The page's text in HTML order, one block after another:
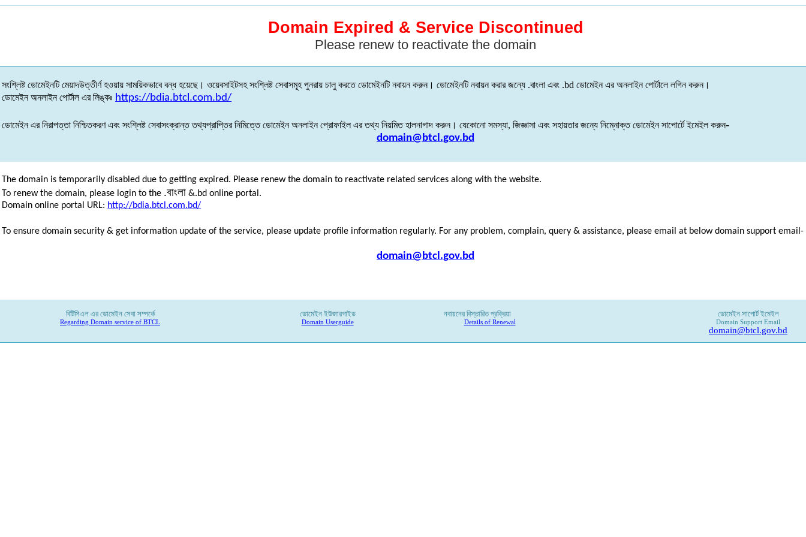
Domain Expired & Service Discontinued
Please renew to reactivate the domain
সংশ্লিষ্ট ডোমেইনটি মেয়াদউত্তীর্ণ হওয়ায় সাময়িকভাবে বন্ধ হয়েছে।ওয়েবসাইটসহ সংশ্লিষ্ট সেবাসমূহ পুনরায় চালু করতে ডোমেইনটি নবায়ন করুন।ডোমেইনটি নবায়ন করার জন্যে .বাংলা এবং .bdডোমেইন এর অনলাইন পোর্টালে লগিন করুন।
ডোমেইন অনলাইন পোর্টাল এর লিঙ্কঃ https://bdia.btcl.com.bd/
ডোমেইন এর নিরাপত্তা নিশ্চিতকরণ এবং সংশ্লিষ্ট সেবাসংক্রান্ত তথ্যপ্রাপ্তির নিমিত্তে ডোমেইন অনলাইন প্রোফাইল এর তথ্য নিয়মিত হালনাগাদ করুন।যেকোনো সমস্যা,জিজ্ঞাসা এবং সহায়তার জন্যে নিম্নোক্ত ডোমেইন সাপোর্টে ইমেইল করুন-
domain@btcl.gov.bd
The domain is temporarily disabled due to getting expired. Please renew the domain to reactivate related services along with the website.
To renew the domain, please login to the .বাংলা &.bd online portal.
Domain online portal URL: http://bdia.btcl.com.bd/
To ensure domain security & get information update of the service, please update profile information regularly. For any problem, complain, query & assistance, please email at below domain support email-
domain@btcl.gov.bd
বিটিসিএল এর ডোমেইন সেবা সম্পর্কে
Regarding Domain service of BTCL
ডোমেইন ইউজারগাইড
Domain Userguide
নবায়নের বিস্তারিত প্রক্রিয়া
Details of Renewal
ডোমেইন সাপোর্ট ইমেইল
Domain Support Email
domain@btcl.gov.bd